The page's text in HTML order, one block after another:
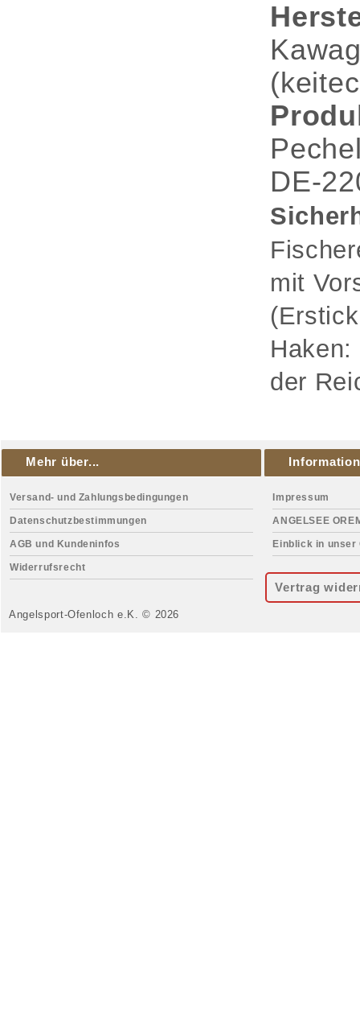
DE-
mit
der
Mehr über...
Versand- und Zahlungsbedingungen
Datenschutzbestimmungen
AGB und Kundeninfos
Widerrufsrecht
Impressum
ANGELSEE
Einblick in unser
Vertrag
Angelsport-Ofenloch e.K. © 2026